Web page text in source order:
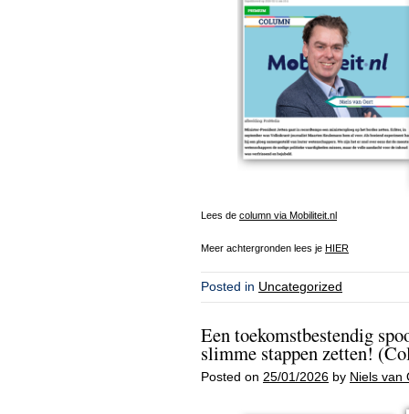
Lees de column via Mobiliteit.nl
Meer achtergronden lees je HIER
Posted in Uncategorized
Een toekomstbestendig
slimme stappen zetten!
Posted on 25/01/2026 by Niels van